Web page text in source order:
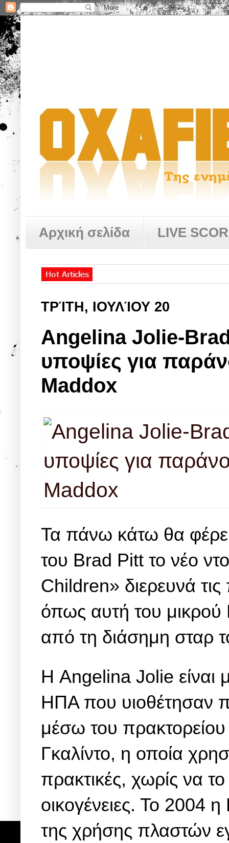
Αρχική σελίδα LIVE
ΤΡΊΤΗ, ΙΟΥΛΊΟΥ 20
Angelina Jolie-
υποψίες για
Maddox
Τα πάνω κάτω θα
του Brad Pitt το νέο
Children» διερευνά
όπως αυτή του μικρού
από τη διάσημη σταρ
Η Angelina Jolie είναι
ΗΠΑ που υιοθέτησαν
μέσω του πρακτορείου
Γκαλίντο, η οποία
πρακτικές, χωρίς να
οικογένειες. Το 2004
της χρήσης πλαστών